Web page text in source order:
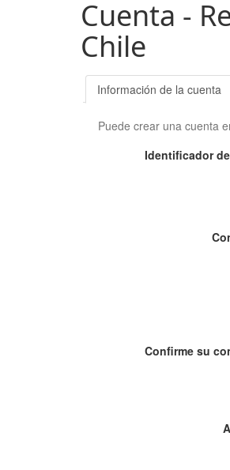
Cuenta -
Chile
Información de la cuenta
Puede crear una cuenta
Identificador
Confirme su